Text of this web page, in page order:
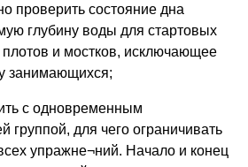
проверить состояние дна
глубину воды для стартовых
и мостков, исключающее
занимающихся;
с одновременным
группой, для чего ограничивать
упражне¬ний. Начало и конец